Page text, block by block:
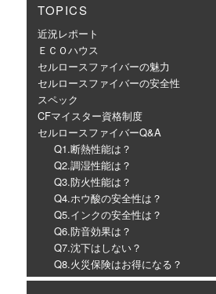
TOPICS
近況レポート
ＥＣＯハウス
セルロースファイバーの魅力
セルロースファイバーの安全性
スペック
CFマイスター資格制度
セルロースファイバーQ&A
Q1.断熱性能は？
Q2.調湿性能は？
Q3.防火性能は？
Q4.ホウ酸の安全性は？
Q5.インクの安全性は？
Q6.防音効果は？
Q7.沈下はしない？
Q8.火災保険はお得になる？